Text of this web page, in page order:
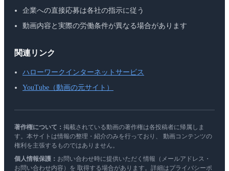
企業への直接応募は各社の指示に従う
動画内容と実際の労働条件が異なる場合があります
関連リンク
ハローワークインターネットサービス
YouTube（動画の元サイト）
著作権について： 掲載されている動画の著作権は各投稿者に帰属しま
す。本サイトは情報の整理・紹介のみを行っており、 動画コンテンツの
権利を主張するものではありません。
個人情報保護： お問い合わせ時に提供いただく情報（メールアドレス・
お問い合わせ内容）を 取得する場合があります。詳細はプライバシーポ